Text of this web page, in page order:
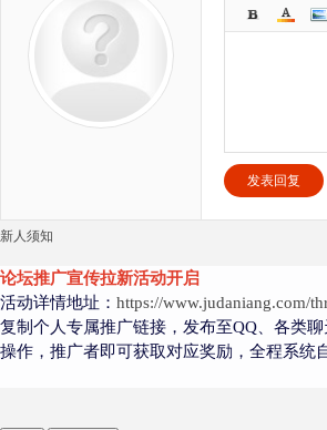
发表回复
新人须知
论坛推广宣传拉新活动开启
活动详情地址： https://www.judaniang.com/
复制个人专属推广链接，发布至QQ、各类
操作，推广者即可获取对应奖励，全程系统